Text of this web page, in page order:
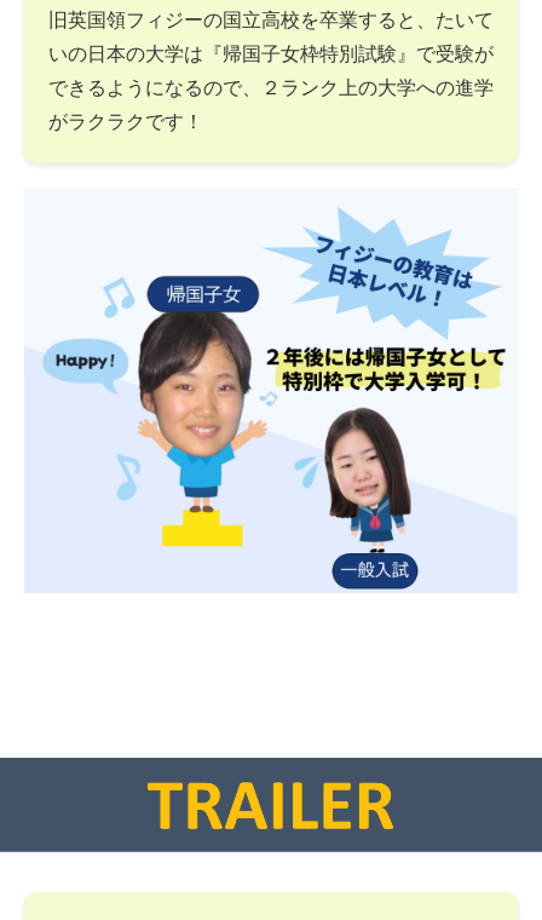
旧英国領フィジーの国立高校を卒業すると、たいて
いの日本の大学は『帰国子女枠特別試験』で受験が
できるようになるので、２ランク上の大学への進学
がラクラクです！